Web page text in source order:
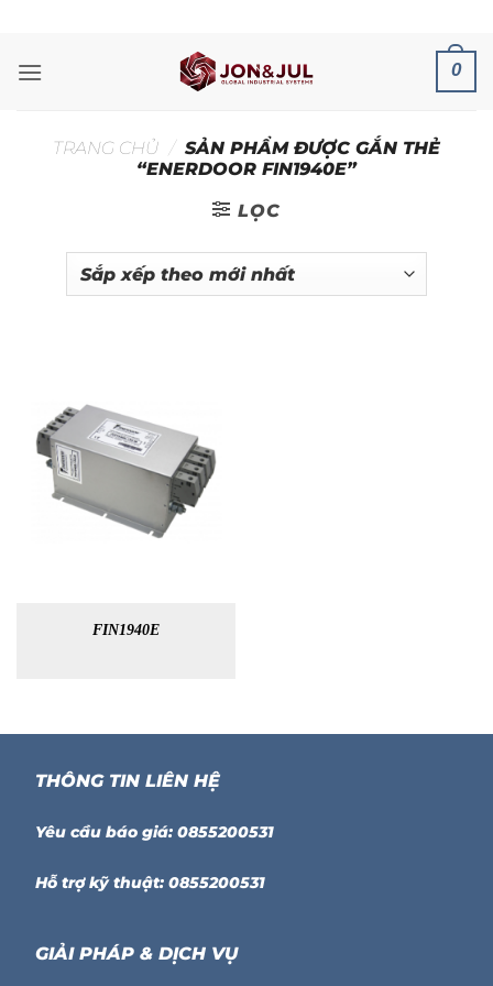
nội
0
TRANG CHỦ / SẢN PHẨM ĐƯỢC GẮN THẺ
“ENERDOOR FIN1940E”
LỌC
FIN1940E
THÔNG TIN LIÊN HỆ
Yêu cầu báo giá: 0855200531
Hỗ trợ kỹ thuật: 0855200531
GIẢI PHÁP & DỊCH VỤ